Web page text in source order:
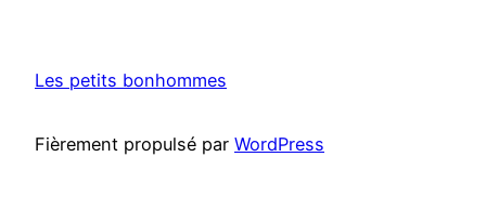
Les petits bonhommes
Fièrement propulsé par WordPress